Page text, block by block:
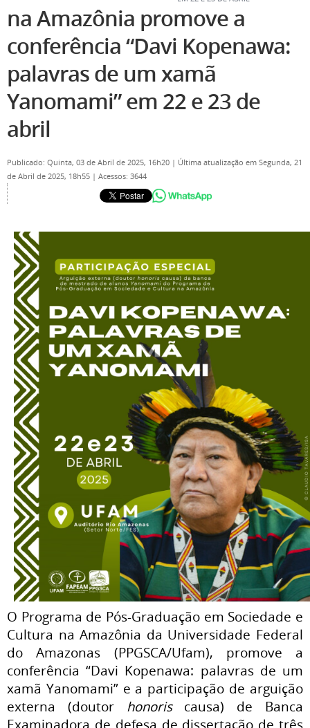
na Amazônia promove a
conferência “Davi Kopenawa:
palavras de um xamã
Yanomami” em 22 e 23 de
abril
Publicado: Quinta, 03 de Abril de 2025, 16h20 | Última atualização em Segunda, 21
de Abril de 2025, 18h55 | Acessos: 3644
O Programa de Pós-Graduação em Sociedade e
Cultura na Amazônia da Universidade Federal
do Amazonas (PPGSCA/Ufam), promove a
conferência “Davi Kopenawa: palavras de um
xamã Yanomami” e a participação de arguição
externa (doutor honoriscausa) de Banca
Examinadora de defesa de dissertação de três